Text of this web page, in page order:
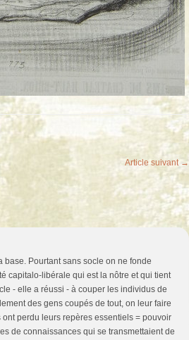
Article suivant →
Pourtant sans socle on ne fonde
capitalo-libérale qui est la nôtre et qui tient
- elle a réussi - à couper les individus de
des gens coupés de tout, on leur faire
perdu leurs repères essentiels = pouvoir
de connaissances qui se transmettaient de